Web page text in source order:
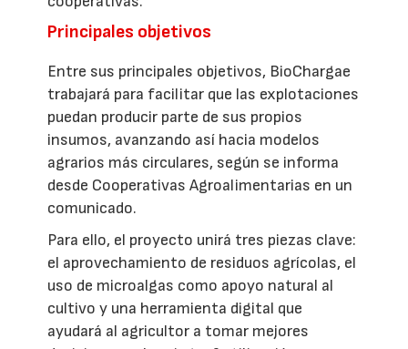
Principales objetivos
Entre sus principales objetivos, BioChargae
trabajará para facilitar que las explotaciones
puedan producir parte de sus propios
insumos, avanzando así hacia modelos
agrarios más circulares, según se informa
desde Cooperativas Agroalimentarias en un
comunicado.
Para ello, el proyecto unirá tres piezas clave:
el aprovechamiento de residuos agrícolas, el
uso de microalgas como apoyo natural al
cultivo y una herramienta digital que
ayudará al agricultor a tomar mejores